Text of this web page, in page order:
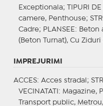
Exceptionala;
TIPURI
camere, Penthouse;
Cadre; PLANSEE : Beton
(Beton Turnat), Cu Ziduri
IMPREJURIMI
ACCES: Acces stradal;
VECINATATI : Magazine,
Transport public,